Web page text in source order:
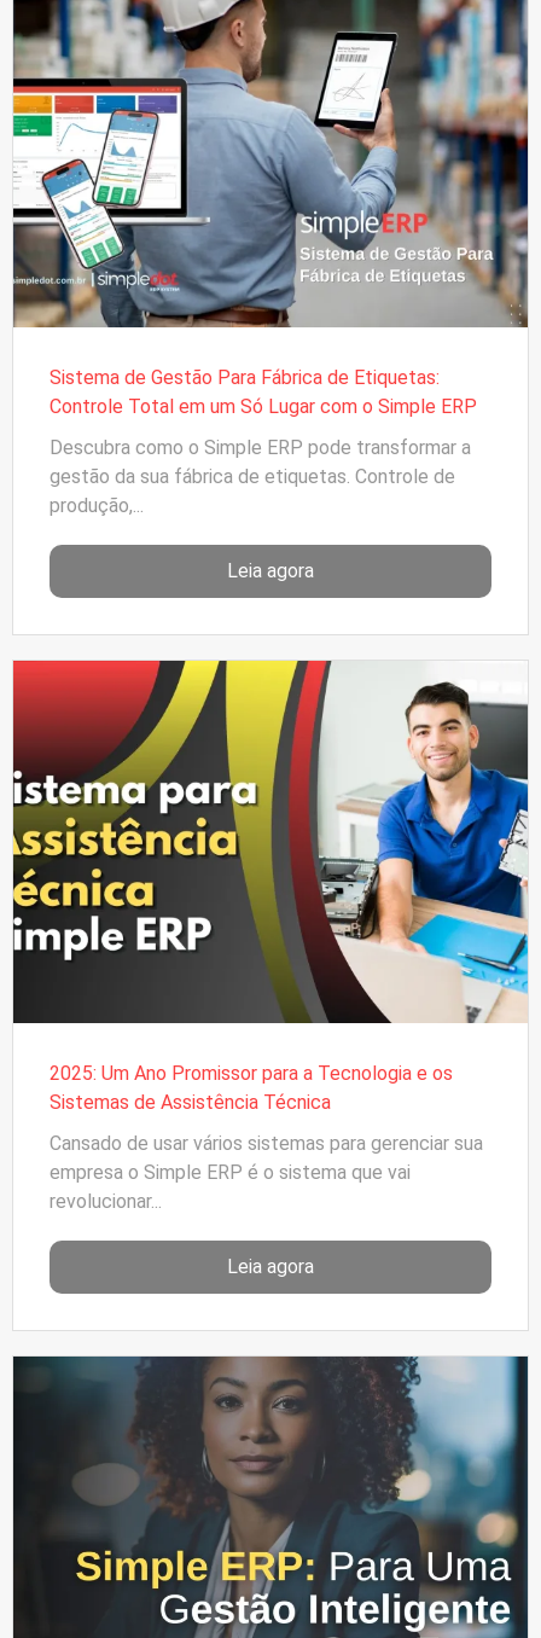
Sistema de Gestão Para Fábrica de Etiquetas:
Controle Total em um Só Lugar com o Simple ERP
Descubra como o Simple ERP pode transformar a
gestão da sua fábrica de etiquetas. Controle de
produção,...
Leia agora
2025: Um Ano Promissor para a Tecnologia e os
Sistemas de Assistência Técnica
Cansado de usar vários sistemas para gerenciar sua
empresa o Simple ERP é o sistema que vai
revolucionar...
Leia agora